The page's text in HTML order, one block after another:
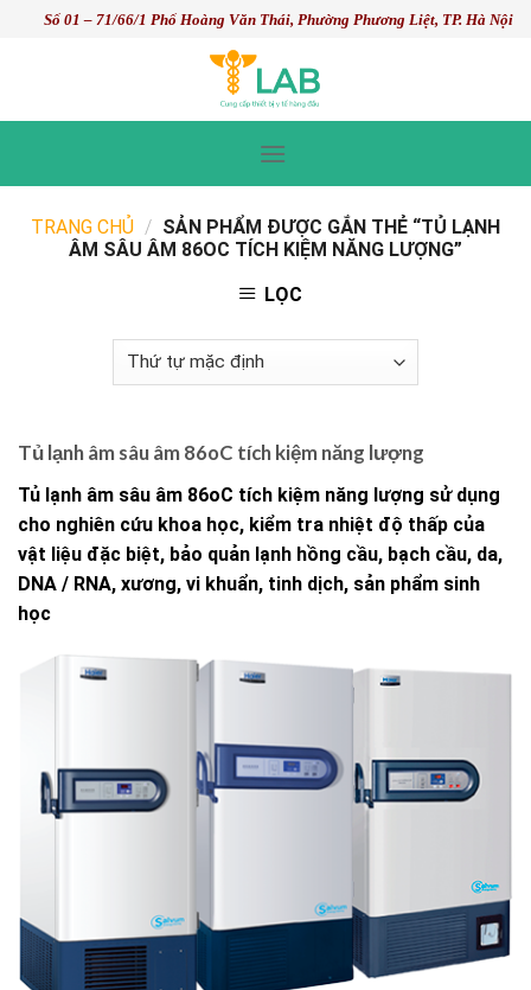
Số 01 – 71/66/1 Phố Hoàng Văn Thái, Phường Phương Liệt, TP. Hà Nội
TRANG CHỦ / SẢN PHẨM ĐƯỢC GẮN THẺ “TỦ LẠNH
ÂM SÂU ÂM 86OC TÍCH KIỆM NĂNG LƯỢNG”
LỌC
Tủ lạnh âm sâu âm 86oC tích kiệm năng lượng
Tủ lạnh âm sâu âm 86oC tích kiệm năng lượng sử dụng
cho nghiên cứu khoa học, kiểm tra nhiệt độ thấp của
vật liệu đặc biệt, bảo quản lạnh hồng cầu, bạch cầu, da,
DNA / RNA, xương, vi khuẩn, tinh dịch, sản phẩm sinh
học